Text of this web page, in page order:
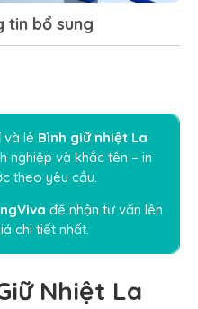
tin bổ sung
và lẻ Bình giữ nhiệt La
nghiệp và khắc tên – in
theo yêu cầu.
để nhận tư vấn lên
chi tiết nhất.
Nhiệt La